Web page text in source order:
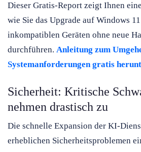
Dieser Gratis-Report zeigt Ihnen
wie Sie das Upgrade auf Windows
inkompatiblen Geräten ohne neue
durchführen. Anleitung zum
Systemanforderungen gratis
Sicherheit: Kritische
nehmen drastisch zu
Die schnelle Expansion der KI-
erheblichen Sicherheitsproblemen